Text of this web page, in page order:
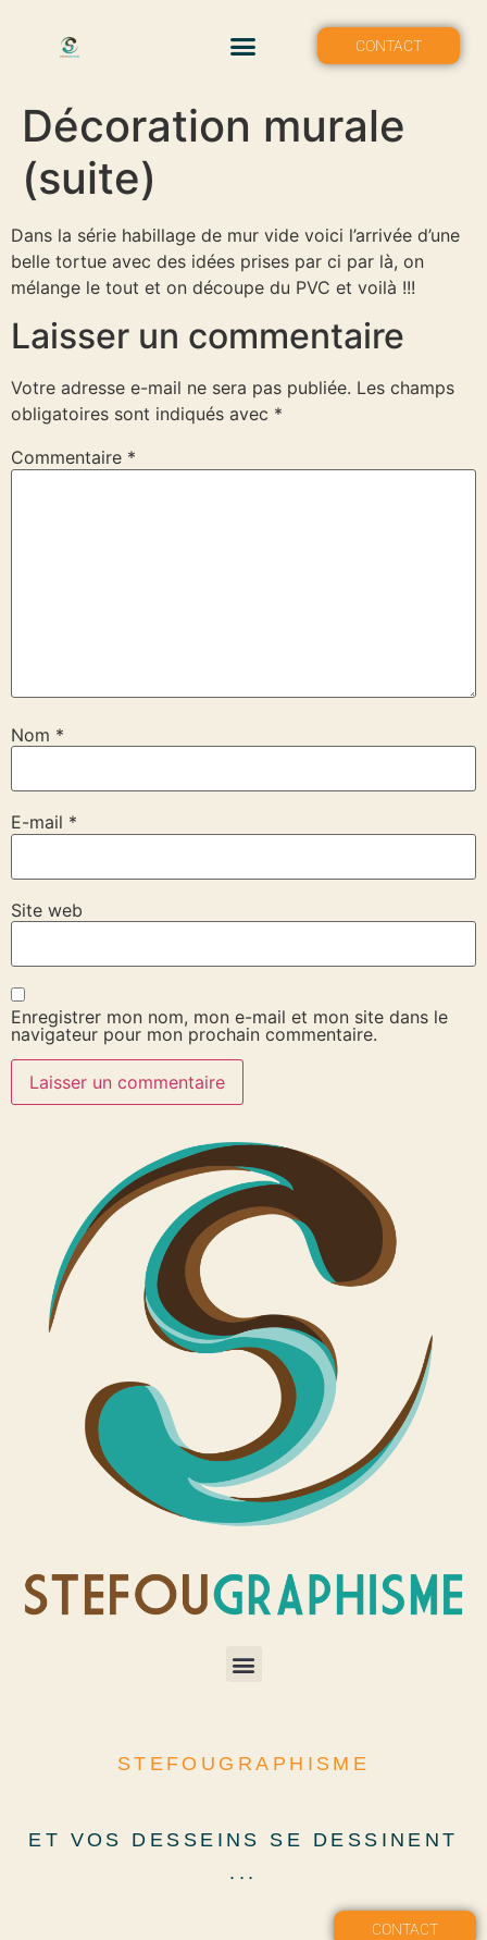
CONTACT
Décoration murale
(suite)
Dans la série habillage de mur vide voici l’arrivée d’une
belle tortue avec des idées prises par ci par là, on
mélange le tout et on découpe du PVC et voilà !!!
Laisser un commentaire
Votre adresse e-mail ne sera pas publiée. Les champs
obligatoires sont indiqués avec *
Commentaire *
Nom *
E-mail *
Site web
Enregistrer mon nom, mon e-mail et mon site dans le
navigateur pour mon prochain commentaire.
STEFOUGRAPHISME
ET VOS DESSEINS SE DESSINENT
...
CONTACT